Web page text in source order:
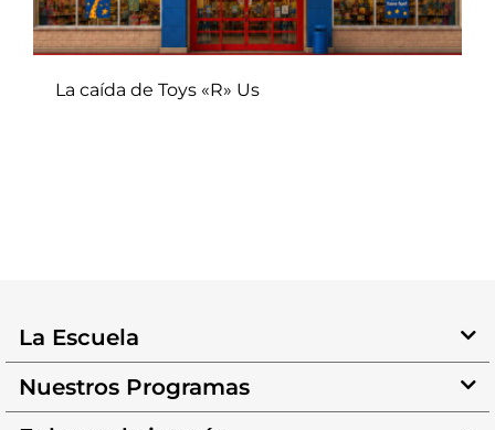
La caída de Toys «R» Us
La Escuela
Nuestros Programas